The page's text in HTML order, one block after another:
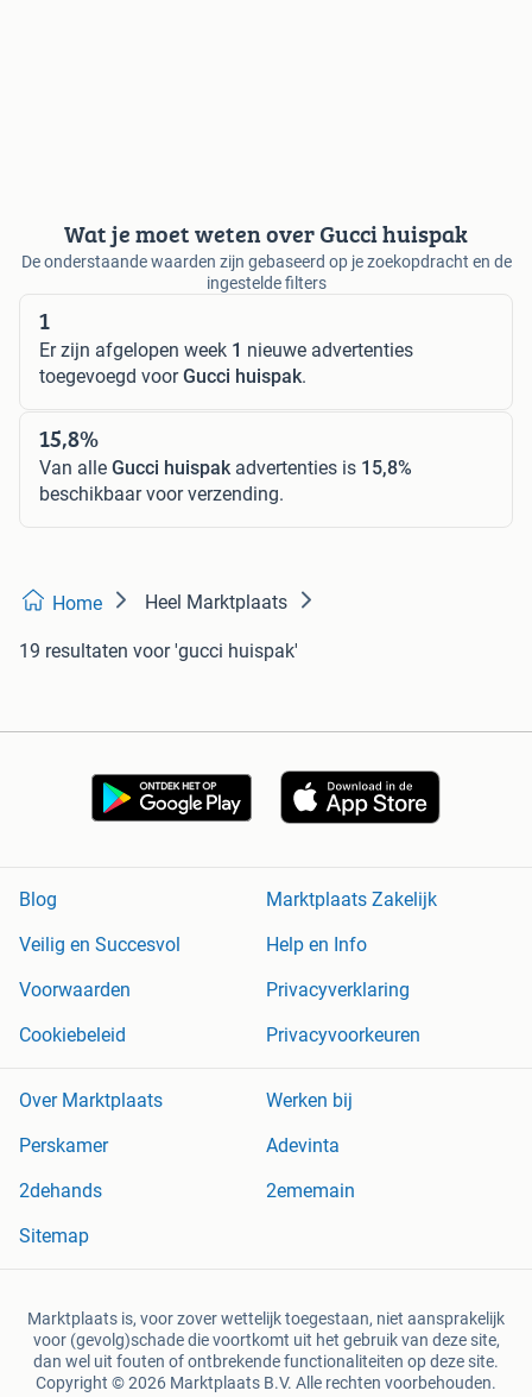
Wat je moet weten over Gucci huispak
De onderstaande waarden zijn gebaseerd op je zoekopdracht en de
ingestelde filters
1
Er zijn afgelopen week 1 nieuwe advertenties
toegevoegd voorGucci huispak.
15,8%
Van alle Gucci huispak advertenties is 15,8%
beschikbaar voor verzending.
Home Heel Marktplaats
19 resultaten voor 'gucci huispak'
Blog
Marktplaats Zakelijk
Veilig en Succesvol
Help en Info
Voorwaarden
Privacyverklaring
Cookiebeleid
Privacyvoorkeuren
Over Marktplaats
Werken bij
Perskamer
Adevinta
2dehands
2ememain
Sitemap
Marktplaats is, voor zover wettelijk toegestaan, niet aansprakelijk
voor (gevolg)schade die voortkomt uit het gebruik van deze site,
dan wel uit fouten of ontbrekende functionaliteiten op deze site.
Copyright © 2026 Marktplaats B.V. Alle rechten voorbehouden.